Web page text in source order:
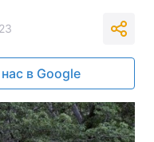
в Google